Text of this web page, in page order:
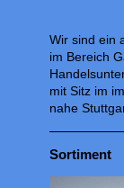
Wir sind ein
im Bereich
mit Sitz im
nahe
Sortiment